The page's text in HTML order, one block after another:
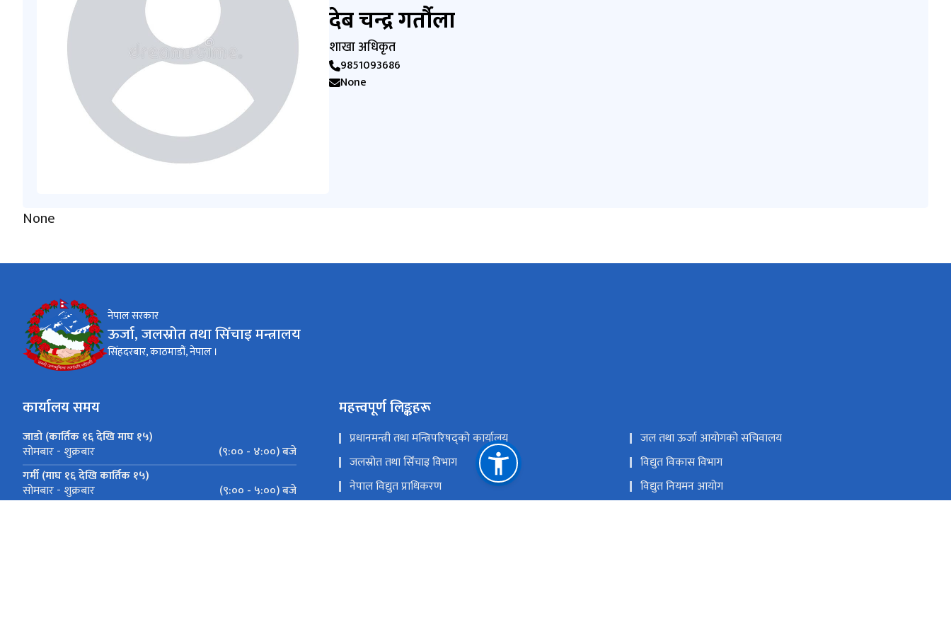
देब चन्द्र गर्तौला
शाखा अधिकृत
9851093686
None
None
नेपाल सरकार
ऊर्जा, जलस्रोत तथा सिँचाइ मन्त्रालय
सिंहदरबार, काठमाडौं, नेपाल ।
कार्यालय समय
जाडो (कार्तिक १६ देखि माघ १५)
सोमबार - शुक्रबार
(९:०० - ४:००) बजे
गर्मी (माघ १६ देखि कार्तिक १५)
सोमबार - शुक्रबार (९:०० - ५:००) बजे
महत्त्वपूर्ण लिङ्कहरू
प्रधानमन्त्री तथा मन्त्रिपरिषद्को कार्यालय
जल तथा ऊर्जा आयोगको सचिवालय
जलस्रोत तथा सिँचाइ विभाग
विद्युत विकास विभाग
नेपाल विद्युत प्राधिकरण
विद्युत नियमन आयोग